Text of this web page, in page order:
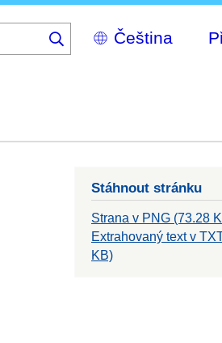
Select
your
Stáhnout stránku
Strana v PNG (73.28
Extrahovaný text v
KB)